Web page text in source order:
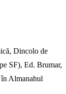
Dincolo de
SF), Ed. Brumar,
Almanahul